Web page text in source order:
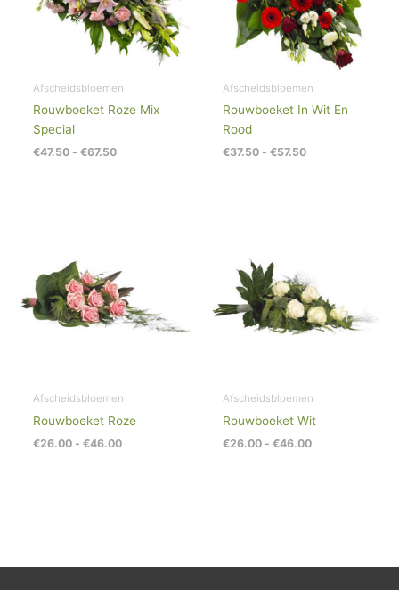
Afscheidsbloemen
Rouwboeket Roze Mix
Special
€47.50 - €67.50
Afscheidsbloemen
Rouwboeket In Wit En
Rood
€37.50 - €57.50
Afscheidsbloemen
Rouwboeket Roze
€26.00 - €46.00
Afscheidsbloemen
Rouwboeket Wit
€26.00 - €46.00